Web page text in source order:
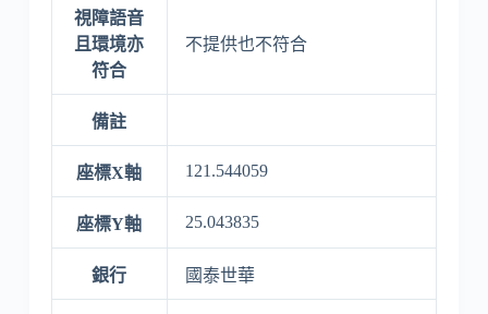
視障語音
且環境亦
符合
不提供也不符合
備註
座標X軸 121.544059
座標Y軸 25.043835
銀行 國泰世華